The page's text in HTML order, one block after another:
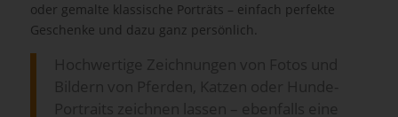
oder gemalte klassische Porträts – einfach perfekte
Geschenke und dazu ganz persönlich.